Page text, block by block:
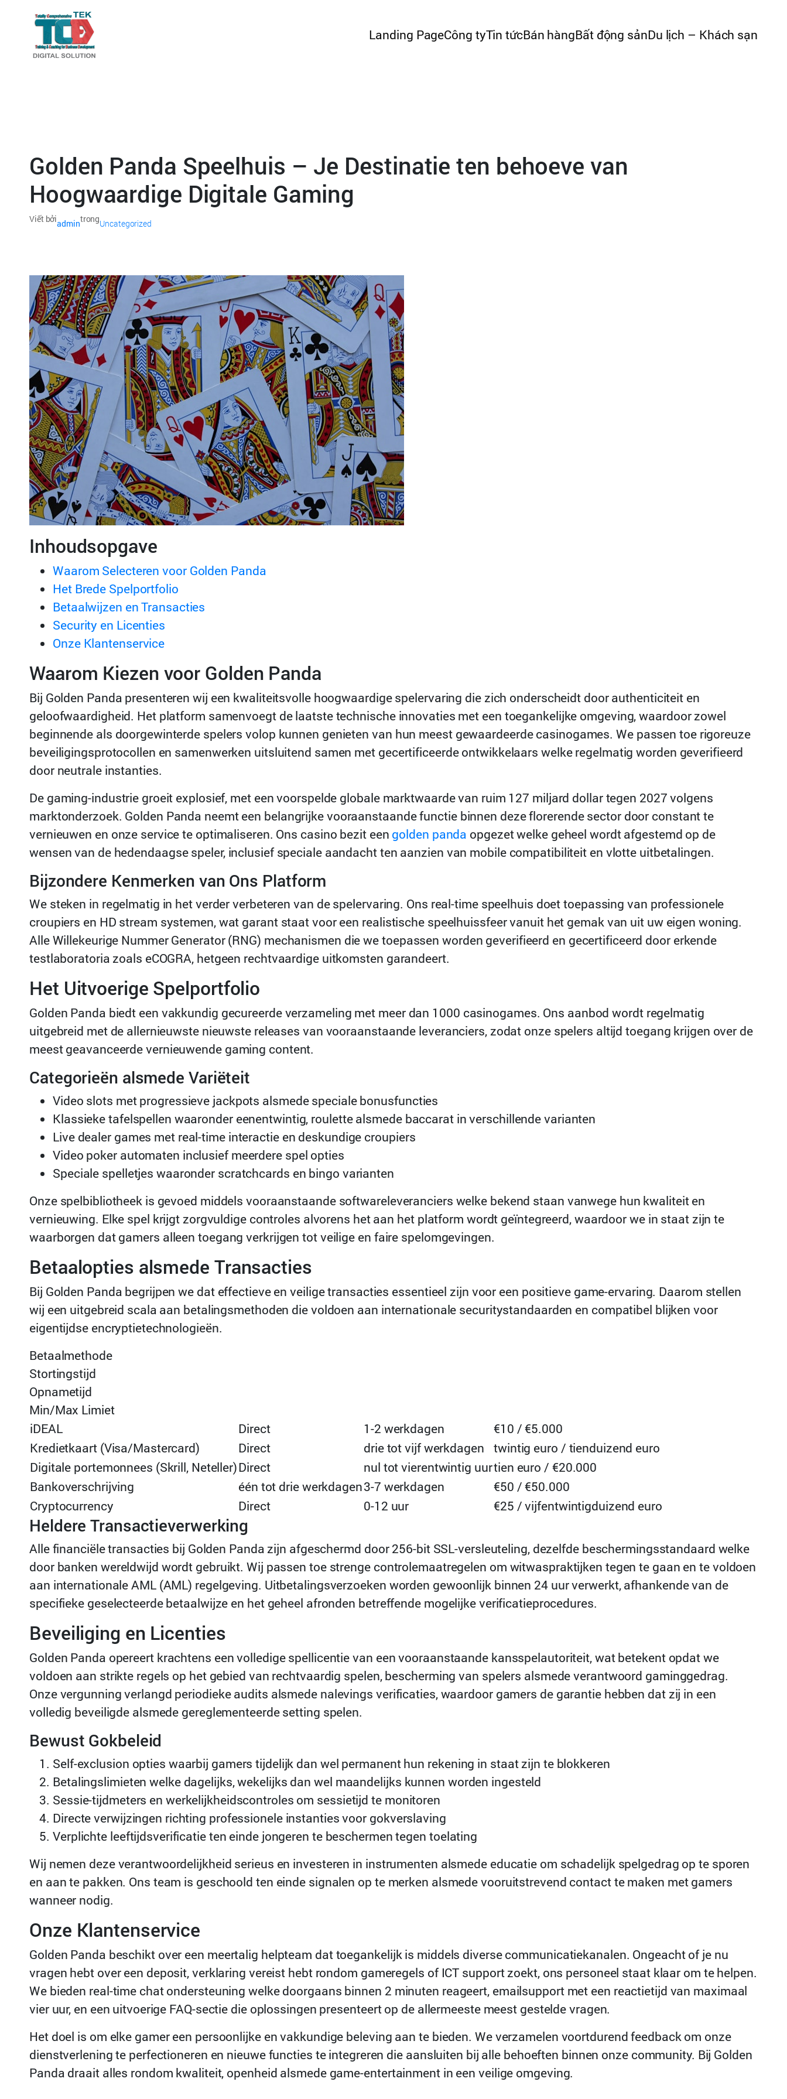
Landing PageCông tyTin tứcBán hàngBất động sảnDu lịch – Khách sạn
Golden Panda Speelhuis – Je Destinatie ten behoeve van
Hoogwaardige Digitale Gaming
Viết bởiadmintrongUncategorized
Inhoudsopgave
Waarom Selecteren voor Golden Panda
Het Brede Spelportfolio
Betaalwijzen en Transacties
Security en Licenties
Onze Klantenservice
Waarom Kiezen voor Golden Panda
Bij Golden Panda presenteren wij een kwaliteitsvolle hoogwaardige spelervaring die zich onderscheidt door authenticiteit en
geloofwaardigheid. Het platform samenvoegt de laatste technische innovaties met een toegankelijke omgeving, waardoor zowel
beginnende als doorgewinterde spelers volop kunnen genieten van hun meest gewaardeerde casinogames. We passen toe rigoreuze
beveiligingsprotocollen en samenwerken uitsluitend samen met gecertificeerde ontwikkelaars welke regelmatig worden geverifieerd
door neutrale instanties.
De gaming-industrie groeit explosief, met een voorspelde globale marktwaarde van ruim 127 miljard dollar tegen 2027 volgens
marktonderzoek. Golden Panda neemt een belangrijke vooraanstaande functie binnen deze florerende sector door constant te
vernieuwen en onze service te optimaliseren. Ons casino bezit een golden panda opgezet welke geheel wordt afgestemd op de
wensen van de hedendaagse speler, inclusief speciale aandacht ten aanzien van mobile compatibiliteit en vlotte uitbetalingen.
Bijzondere Kenmerken van Ons Platform
We steken in regelmatig in het verder verbeteren van de spelervaring. Ons real-time speelhuis doet toepassing van professionele
croupiers en HD stream systemen, wat garant staat voor een realistische speelhuissfeer vanuit het gemak van uit uw eigen woning.
Alle Willekeurige Nummer Generator (RNG) mechanismen die we toepassen worden geverifieerd en gecertificeerd door erkende
testlaboratoria zoals eCOGRA, hetgeen rechtvaardige uitkomsten garandeert.
Het Uitvoerige Spelportfolio
Golden Panda biedt een vakkundig gecureerde verzameling met meer dan 1000 casinogames. Ons aanbod wordt regelmatig
uitgebreid met de allernieuwste nieuwste releases van vooraanstaande leveranciers, zodat onze spelers altijd toegang krijgen over de
meest geavanceerde vernieuwende gaming content.
Categorieën alsmede Variëteit
Video slots met progressieve jackpots alsmede speciale bonusfuncties
Klassieke tafelspellen waaronder eenentwintig, roulette alsmede baccarat in verschillende varianten
Live dealer games met real-time interactie en deskundige croupiers
Video poker automaten inclusief meerdere spel opties
Speciale spelletjes waaronder scratchcards en bingo varianten
Onze spelbibliotheek is gevoed middels vooraanstaande softwareleveranciers welke bekend staan vanwege hun kwaliteit en
vernieuwing. Elke spel krijgt zorgvuldige controles alvorens het aan het platform wordt geïntegreerd, waardoor we in staat zijn te
waarborgen dat gamers alleen toegang verkrijgen tot veilige en faire spelomgevingen.
Betaalopties alsmede Transacties
Bij Golden Panda begrijpen we dat effectieve en veilige transacties essentieel zijn voor een positieve game-ervaring. Daarom stellen
wij een uitgebreid scala aan betalingsmethoden die voldoen aan internationale securitystandaarden en compatibel blijken voor
eigentijdse encryptietechnologieën.
Betaalmethode
Stortingstijd
Opnametijd
Min/Max Limiet
iDEAL
Direct 1-2 werkdagen
€10 / €5.000
Kredietkaart (Visa/Mastercard)
Direct drie tot vijf werkdagen
twintig euro / tienduizend euro
Digitale portemonnees (Skrill, Neteller)Direct nul tot vierentwintig uurtien euro / €20.000
Bankoverschrijving
één tot drie werkdagen3-7 werkdagen
€50 / €50.000
Cryptocurrency
Direct 0-12 uur €25 / vijfentwintigduizend euro
Heldere Transactieverwerking
Alle financiële transacties bij Golden Panda zijn afgeschermd door 256-bit SSL-versleuteling, dezelfde beschermingsstandaard welke
door banken wereldwijd wordt gebruikt. Wij passen toe strenge controlemaatregelen om witwaspraktijken tegen te gaan en te voldoen
aan internationale AML (AML) regelgeving. Uitbetalingsverzoeken worden gewoonlijk binnen 24 uur verwerkt, afhankende van de
specifieke geselecteerde betaalwijze en het geheel afronden betreffende mogelijke verificatieprocedures.
Beveiliging en Licenties
Golden Panda opereert krachtens een volledige spellicentie van een vooraanstaande kansspelautoriteit, wat betekent opdat we
voldoen aan strikte regels op het gebied van rechtvaardig spelen, bescherming van spelers alsmede verantwoord gaminggedrag.
Onze vergunning verlangd periodieke audits alsmede nalevings verificaties, waardoor gamers de garantie hebben dat zij in een
volledig beveiligde alsmede gereglementeerde setting spelen.
Bewust Gokbeleid
Self-exclusion opties waarbij gamers tijdelijk dan wel permanent hun rekening in staat zijn te blokkeren
Betalingslimieten welke dagelijks, wekelijks dan wel maandelijks kunnen worden ingesteld
Sessie-tijdmeters en werkelijkheidscontroles om sessietijd te monitoren
Directe verwijzingen richting professionele instanties voor gokverslaving
Verplichte leeftijdsverificatie ten einde jongeren te beschermen tegen toelating
Wij nemen deze verantwoordelijkheid serieus en investeren in instrumenten alsmede educatie om schadelijk spelgedrag op te sporen
en aan te pakken. Ons team is geschoold ten einde signalen op te merken alsmede vooruitstrevend contact te maken met gamers
wanneer nodig.
Onze Klantenservice
Golden Panda beschikt over een meertalig helpteam dat toegankelijk is middels diverse communicatiekanalen. Ongeacht of je nu
vragen hebt over een deposit, verklaring vereist hebt rondom gameregels of ICT support zoekt, ons personeel staat klaar om te helpen.
We bieden real-time chat ondersteuning welke doorgaans binnen 2 minuten reageert, emailsupport met een reactietijd van maximaal
vier uur, en een uitvoerige FAQ-sectie die oplossingen presenteert op de allermeeste meest gestelde vragen.
Het doel is om elke gamer een persoonlijke en vakkundige beleving aan te bieden. We verzamelen voortdurend feedback om onze
dienstverlening te perfectioneren en nieuwe functies te integreren die aansluiten bij alle behoeften binnen onze community. Bij Golden
Panda draait alles rondom kwaliteit, openheid alsmede game-entertainment in een veilige omgeving.